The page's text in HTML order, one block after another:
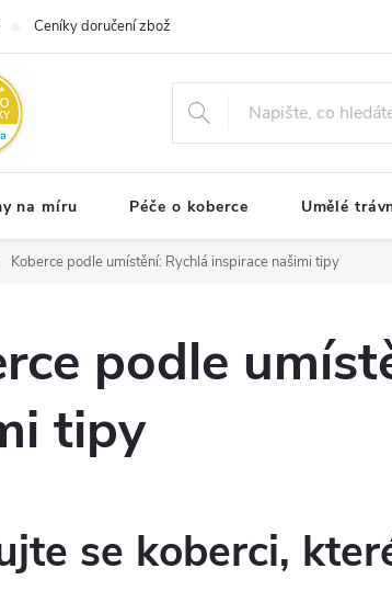
Ceníky doručení zboží
na míru Péče o koberce Umělé
Koberce podle umístění: Rychlá inspirace našimi tipy
podle
tipy
se koberci,